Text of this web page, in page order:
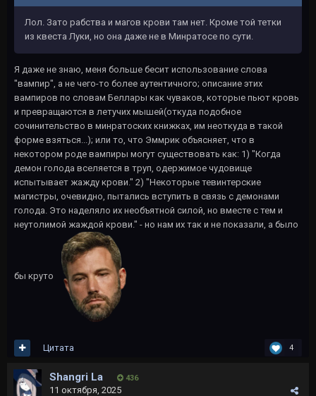
Лол. Зато рабства и магов крови там нет. Кроме той тетки
из квеста Луки, но она даже не в Минратосе по сути.
Я даже не знаю, меня больше бесит использование слова
"вампир", а не чего-то более аутентичного; описание этих
вампиров по словам Беллары как чуваков, которые пьют кровь
и превращаются в летучих мышей(откуда подобное
сочинительство в минратоских книжках, им неоткуда в такой
форме взяться...); или то, что Эммрик объясняет, что в
некотором роде вампиры могут существовать как: 1) "Когда
демон голода вселяется в труп, одержимое чудовище
испытывает жажду крови." 2) "Некоторые тевинтерские
магистры, очевидно, пытались вступить в связь с демонами
голода. Это наделяло их необъятной силой, но вместе с тем и
неутолимой жаждой крови." - но нам их так и не показали, а было
бы круто
4
Цитата
Shangri La 436
11 октября, 2025